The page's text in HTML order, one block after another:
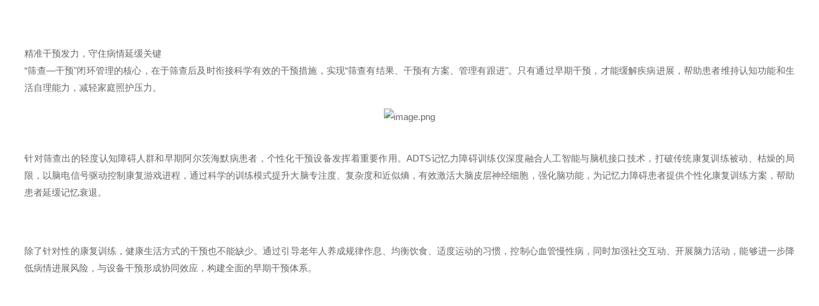
精准干预发力，守住病情延缓关键
“筛查—干预"闭环管理的核心，在于筛查后及时衔接科学有效的干预措施，实现“筛查有结果、干预有方案、管理有跟进"。只有通过早期干预，才能缓解疾病进展，帮助患者维持认知功能和生
活自理能力，减轻家庭照护压力。
针对筛查出的轻度认知障碍人群和早期阿尔茨海默病患者，个性化干预设备发挥着重要作用。ADTS记忆力障碍训练仪深度融合人工智能与脑机接口技术，打破传统康复训练被动、枯燥的局
限，以脑电信号驱动控制康复游戏进程，通过科学的训练模式提升大脑专注度、复杂度和近似熵，有效激活大脑皮层神经细胞，强化脑功能，为记忆力障碍患者提供个性化康复训练方案，帮助
患者延缓记忆衰退。
除了针对性的康复训练，健康生活方式的干预也不能缺少。通过引导老年人养成规律作息、均衡饮食、适度运动的习惯，控制心血管慢性病，同时加强社交互动、开展脑力活动，能够进一步降
低病情进展风险，与设备干预形成协同效应，构建全面的早期干预体系。